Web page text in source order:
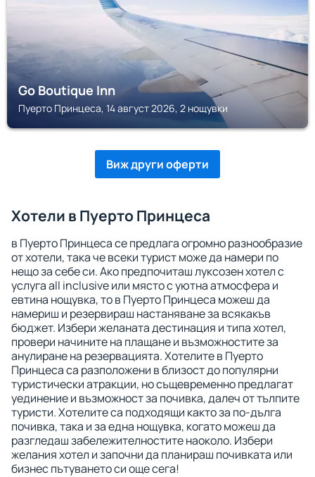
Go Boutique Inn
Пуерто Принцеса, 14 август 2026, 2 нощувки
Виж други оферти
Хотели в Пуерто Принцеса
в Пуерто Принцеса се предлага огромно разнообразие
от хотели, така че всеки турист може да намери по
нещо за себе си. Ако предпочиташ луксозен хотел с
услуга all inclusive или място с уютна атмосфера и
евтина нощувка, то в Пуерто Принцеса можеш да
намериш и резервираш настаняване за всякакъв
бюджет. Избери желаната дестинация и типа хотел,
провери начините на плащане и възможностите за
анулиране на резервацията. Хотелите в Пуерто
Принцеса са разположени в близост до популярни
туристически атракции, но същевременно предлагат
уединение и възможност за почивка, далеч от тълпите
туристи. Хотелите са подходящи както за по-дълга
почивка, така и за една нощувка, когато можеш да
разгледаш забележителностите наоколо. Избери
желания хотел и започни да планираш почивката или
бизнес пътуването си още сега!